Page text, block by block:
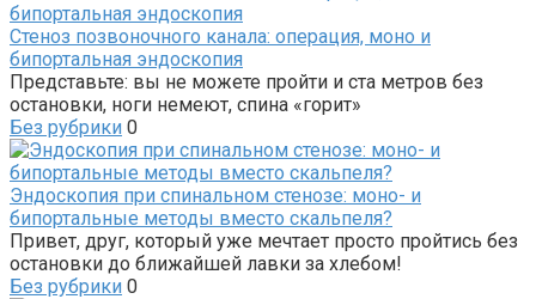
Стеноз позвоночного канала: операция, моно и
бипортальная эндоскопия
Представьте: вы не можете пройти и ста метров без
остановки, ноги немеют, спина «горит»
Без рубрики 0
Эндоскопия при спинальном стенозе: моно- и
бипортальные методы вместо скальпеля?
Привет, друг, который уже мечтает просто пройтись без
остановки до ближайшей лавки за хлебом!
Без рубрики 0